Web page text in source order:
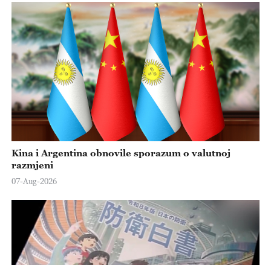
Kina i Argentina obnovile sporazum o valutnoj
razmjeni
07-Aug-2026